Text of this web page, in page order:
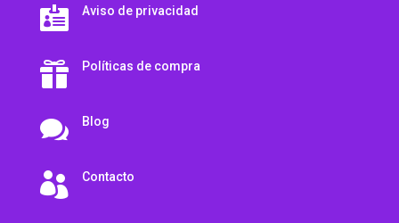
 Aviso de privacidad
 Políticas de compra
 Blog
 Contacto